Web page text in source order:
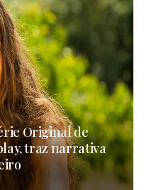
Original de
traz narrativa